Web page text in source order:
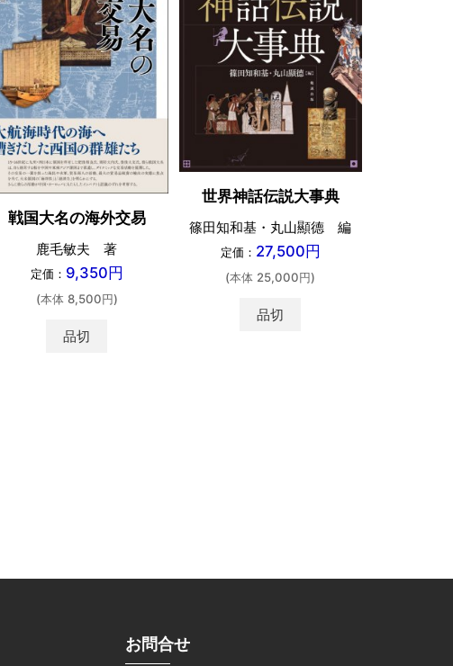
戦国大名の海外交易
鹿毛敏夫 著
定価： 9,350円
(本体 8,500円)
品切
世界神話伝説大事典
篠田知和基・丸山顯德 編
定価： 27,500円
(本体 25,000円)
品切
お問合せ